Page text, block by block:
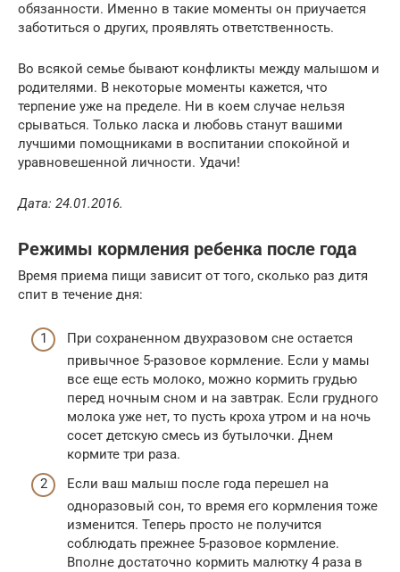
обязанности. Именно в такие моменты он приучается
заботиться о других, проявлять ответственность.
Во всякой семье бывают конфликты между малышом и
родителями. В некоторые моменты кажется, что
терпение уже на пределе. Ни в коем случае нельзя
срываться. Только ласка и любовь станут вашими
лучшими помощниками в воспитании спокойной и
уравновешенной личности. Удачи!
Дата: 24.01.2016.
Режимы кормления ребенка после года
Время приема пищи зависит от того, сколько раз дитя
спит в течение дня:
При сохраненном двухразовом сне остается
привычное 5-разовое кормление. Если у мамы
все еще есть молоко, можно кормить грудью
перед ночным сном и на завтрак. Если грудного
молока уже нет, то пусть кроха утром и на ночь
сосет детскую смесь из бутылочки. Днем
кормите три раза.
Если ваш малыш после года перешел на
одноразовый сон, то время его кормления тоже
изменится. Теперь просто не получится
соблюдать прежнее 5-разовое кормление.
Вполне достаточно кормить малютку 4 раза в